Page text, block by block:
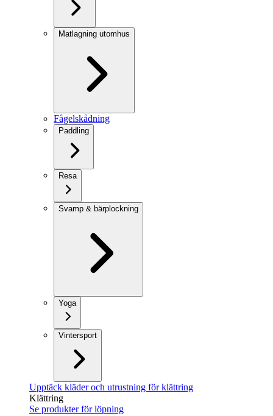
Matlagning utomhus
Fågelskådning
Paddling
Resa
Svamp & bärplockning
Yoga
Vintersport
Upptäck kläder och utrustning för klättring
Klättring
Se produkter för löpning